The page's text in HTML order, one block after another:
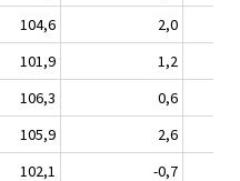
104,6
2,0
101,9
1,2
106,3
0,6
105,9
2,6
102,1
-0,7